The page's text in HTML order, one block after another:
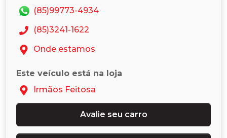
(85)99773-4934
(85)3241-1622
Onde estamos
Este veículo está na loja
Irmãos Feitosa
Avalie seu carro